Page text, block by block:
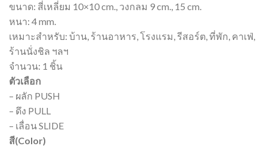
ขนาด: สี่เหลี่ยม 10×10 cm., วงกลม 9 cm., 15 cm.
หนา: 4 mm.
เหมาะสำหรับ: บ้าน, ร้านอาหาร, โรงแรม, รีสอร์ต, ที่พัก, คาเฟ่,
ร้านนั่งชิล ฯลฯ
จำนวน: 1 ชิ้น
ตัวเลือก
– ผลัก PUSH
– ดึง PULL
– เลื่อน SLIDE
สี(Color)